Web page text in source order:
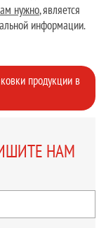
нужно, является
информации.
продукции в
НАМ